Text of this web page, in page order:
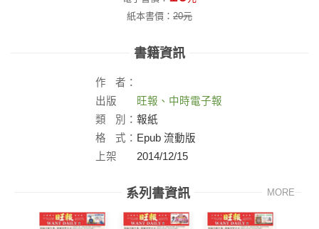
紙本書價： 20元
書籍資訊
作
者：
出版
社：
旺報、中時電子報
類
別： 報紙
格
式： Epub 流動版
上架
2014/12/15
系列書資訊 MORE